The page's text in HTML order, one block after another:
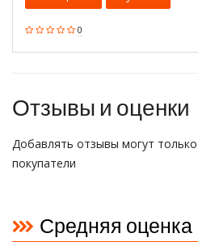
0
Отзывы и оценки
Добавлять отзывы могут
покупатели
Средняя оценка